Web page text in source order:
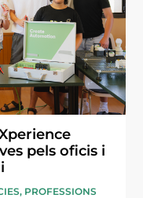
pels oficis i
, PROFESSIONS